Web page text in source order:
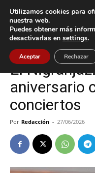
Inicio Cultura / Ocio
Cultura / Ocio Nigrán
El
aniversario
conciertos
Por Redacción - 27/06/2026
Utilizamos cookies para
nuestra web.
Puedes obtener más
desactivarlas en settings.
Aceptar Rechazar